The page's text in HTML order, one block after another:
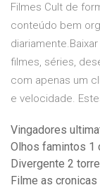
Filmes Cult de
conteúdo bem
filmes, séries,
com apenas um
e velocidade.
Vingadores
Olhos famintos 1
Divergente 2
Filme as